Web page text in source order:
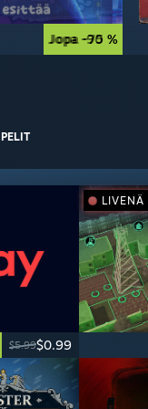
Jopa -90 %
Jopa -75 %
PELIT
$5.99$0.99
LIVENÄ